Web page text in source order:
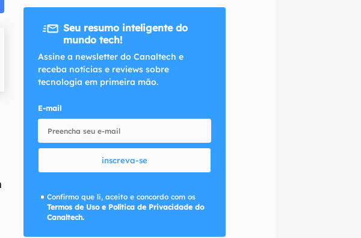
Seu resumo inteligente do
mundo tech!
Assine a newsletter do Canaltech e
receba notícias e reviews sobre
tecnologia em primeira mão.
E-mail
inscreva-se
Confirmo que li, aceito e concordo com os
Termos de Uso e Política de Privacidade do
Canaltech.